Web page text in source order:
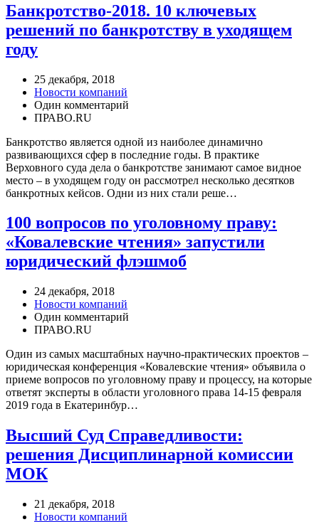
Банкротство-2018. 10 ключевых
решений по банкротству в уходящем
году
25 декабря, 2018
Новости компаний
Один комментарий
ПРАВО.RU
Банкротство является одной из наиболее динамично
развивающихся сфер в последние годы. В практике
Верховного суда дела о банкротстве занимают самое видное
место – в уходящем году он рассмотрел несколько десятков
банкротных кейсов. Одни из них стали реше…
100 вопросов по уголовному праву:
«Ковалевские чтения» запустили
юридический флэшмоб
24 декабря, 2018
Новости компаний
Один комментарий
ПРАВО.RU
Один из самых масштабных научно-практических проектов –
юридическая конференция «Ковалевские чтения» объявила о
приеме вопросов по уголовному праву и процессу, на которые
ответят эксперты в области уголовного права 14-15 февраля
2019 года в Екатеринбур…
Высший Суд Справедливости:
решения Дисциплинарной комиссии
МОК
21 декабря, 2018
Новости компаний